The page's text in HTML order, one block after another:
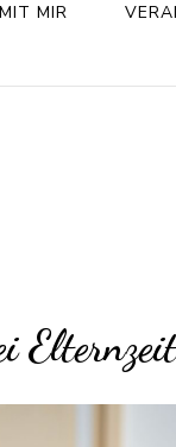
MIR